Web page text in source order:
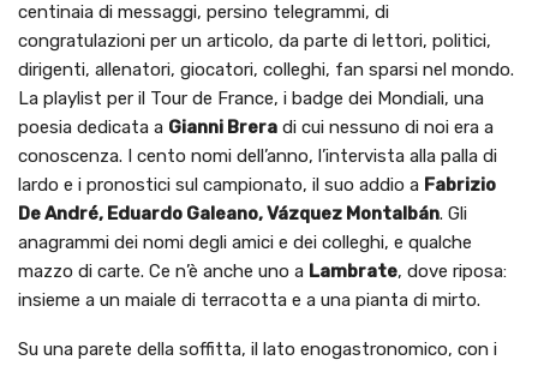
centinaia di messaggi, persino telegrammi, di
congratulazioni per un articolo, da parte di lettori, politici,
dirigenti, allenatori, giocatori, colleghi, fan sparsi nel mondo.
La playlist per il Tour de France, i badge dei Mondiali, una
poesia dedicata a Gianni Brera di cui nessuno di noi era a
conoscenza. I cento nomi dell’anno, l’intervista alla palla di
lardo e i pronostici sul campionato, il suo addio a Fabrizio
De André, Eduardo Galeano, Vázquez Montalbán. Gli
anagrammi dei nomi degli amici e dei colleghi, e qualche
mazzo di carte. Ce n’è anche uno a Lambrate, dove riposa:
insieme a un maiale di terracotta e a una pianta di mirto.
Su una parete della soffitta, il lato enogastronomico, con i